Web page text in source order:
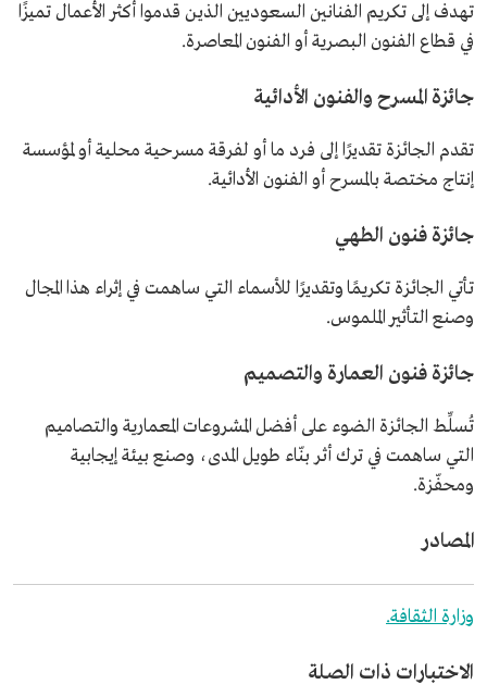
تهدف إلى تكريم الفنانين السعوديين الذين قدموا أكثر الأعمال تميزًا
في قطاع الفنون البصرية أو الفنون المعاصرة.
جائزة المسرح والفنون الأدائية
تقدم الجائزة تقديرًا إلى فرد ما أو لفرقة مسرحية محلية أو لمؤسسة
إنتاج مختصة بالمسرح أو الفنون الأدائية.
جائزة فنون الطهي
تأتي الجائزة تكريمًا وتقديرًا للأسماء التي ساهمت في إثراء هذا المجال
وصنع التأثير الملموس.
جائزة فنون العمارة والتصميم
تُسلِّط الجائزة الضوء على أفضل المشروعات المعمارية والتصاميم
التي ساهمت في ترك أثر بنّاء طويل المدى، وصنع بيئة إيجابية
ومحفّزة.
المصادر
وزارة الثقافة.
الاختبارات ذات الصلة